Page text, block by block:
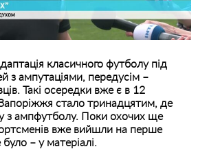
класичного футболу під
з ампутаціями, передусім –
Такі осередки вже є в 12
стало тринадцятим, де
з ампфутболу. Поки охочих ще
вже вийшли на перше
– у матеріалі.